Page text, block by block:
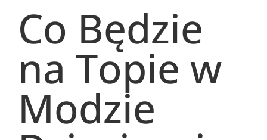
Co Będzie
na Topie w
Modzie